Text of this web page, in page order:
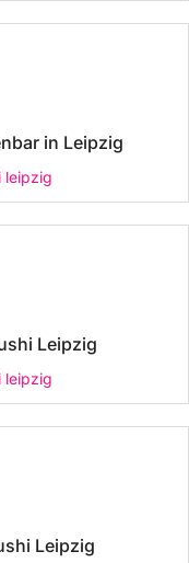
in Leipzig
leipzig
Leipzig
leipzig
Leipzig